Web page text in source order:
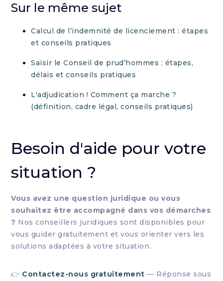
Sur le même sujet
Calcul de l’indemnité de licenciement : étapes
et conseils pratiques
Saisir le Conseil de prud’hommes : étapes,
délais et conseils pratiques
L'adjudication ! Comment ça marche ?
(définition, cadre légal, conseils pratiques)
Besoin d'aide pour votre
situation ?
Vous avez une question juridique ou vous
souhaitez être accompagné dans vos démarches
? Nos conseillers juridiques sont disponibles pour
vous guider gratuitement et vous orienter vers les
solutions adaptées à votre situation.
👉 Contactez-nous gratuitement — Réponse sous